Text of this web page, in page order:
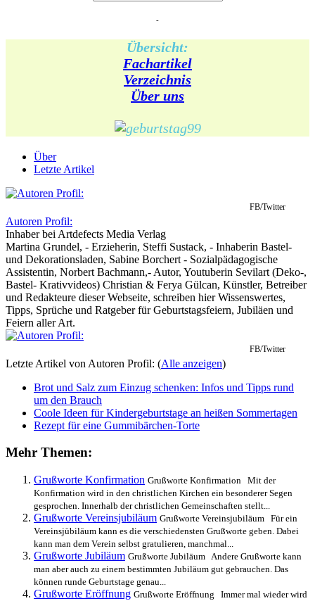
-
Übersicht:
Fachartikel
Verzeichnis
Über uns
Über
Letzte Artikel
FB/Twitter
Autoren Profil:
Inhaberbei Artdefects Media Verlag
Martina Grundel, - Erzieherin, Steffi Sustack, - Inhaberin Bastel-
und Dekorationsladen, Sabine Borchert - Sozialpädagogische
Assistentin, Norbert Bachmann,- Autor, Youtuberin Sevilart (Deko-,
Bastel- Krativvideos) Christian & Ferya Gülcan, Künstler, Betreiber
und Redakteure dieser Webseite, schreiben hier Wissenswertes,
Tipps, Sprüche und Ratgeber für Geburtstagsfeiern, Jubiläen und
Feiern aller Art.
FB/Twitter
Letzte Artikel von Autoren Profil: (Alle anzeigen)
Brot und Salz zum Einzug schenken: Infos und Tipps rund
um den Brauch
Coole Ideen für Kindergeburtstage an heißen Sommertagen
Rezept für eine Gummibärchen-Torte
Mehr Themen:
Grußworte Konfirmation Grußworte Konfirmation Mit der
Konfirmation wird in den christlichen Kirchen ein besonderer Segen
gesprochen. Innerhalb der christlichen Gemeinschaften stellt...
Grußworte Vereinsjubiläum Grußworte Vereinsjubiläum Für ein
Vereinsjübiläum kann es die verschiedensten Grußworte geben. Dabei
kann man dem Verein selbst gratulieren, manchmal...
Grußworte Jubiläum Grußworte Jubiläum Andere Grußworte kann
man aber auch zu einem bestimmten Jubiläum gut gebrauchen. Das
können runde Geburtstage genau...
Grußworte Eröffnung Grußworte Eröffnung Immer mal wieder wird